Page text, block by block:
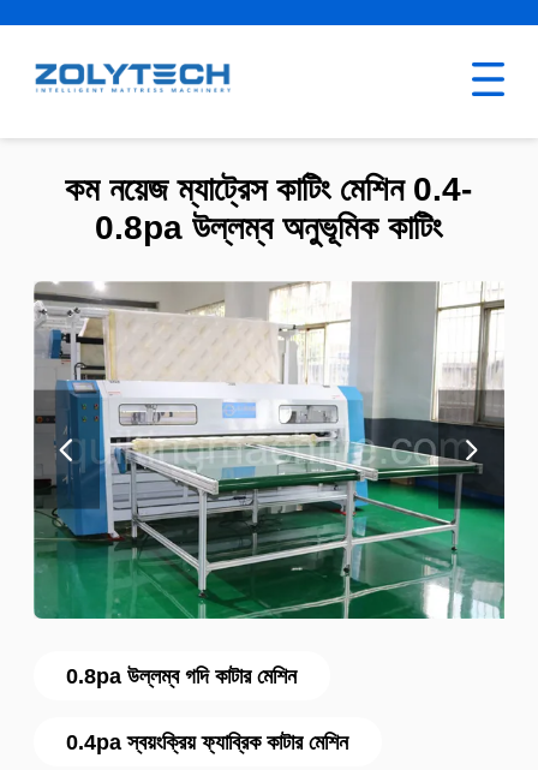
0.8pa উল্লম্ব গদি কাটার মেশিন
0.4pa স্বয়ংক্রিয় ফ্যাব্রিক কাটার মেশিন
কম নয়েজ ম্যাট্রেস কাটিং মেশিন 0.4-
0.8pa উল্লম্ব অনুভূমিক কাটিং